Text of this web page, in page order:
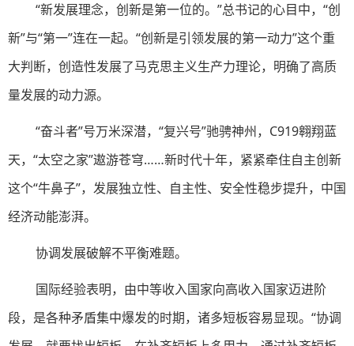
“新发展理念，创新是第一位的。”总书记的心目中，“创
新”与“第一”连在一起。“创新是引领发展的第一动力”这个重
大判断，创造性发展了马克思主义生产力理论，明确了高质
量发展的动力源。
“奋斗者”号万米深潜，“复兴号”驰骋神州，C919翱翔蓝
天，“太空之家”遨游苍穹……新时代十年，紧紧牵住自主创新
这个“牛鼻子”，发展独立性、自主性、安全性稳步提升，中国
经济动能澎湃。
协调发展破解不平衡难题。
国际经验表明，由中等收入国家向高收入国家迈进阶
段，是各种矛盾集中爆发的时期，诸多短板容易显现。“协调